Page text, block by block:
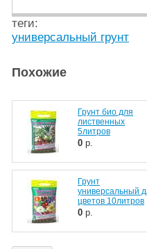
теги:
универсальный грунт
Похожие
Грунт био для
лиственных
5литров
0 р.
Грунт
универсальный
цветов 10литров
0 р.